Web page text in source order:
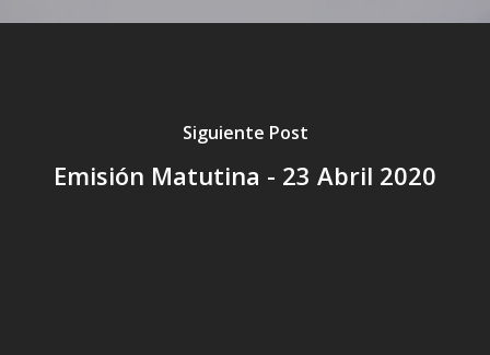
Siguiente Post
Emisión Matutina - 23 Abril 2020